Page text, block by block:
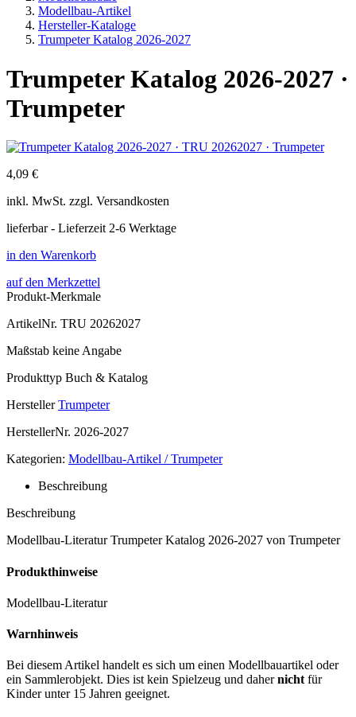
Modellbau-Artikel
Hersteller-Kataloge
Trumpeter Katalog 2026-2027
Trumpeter Katalog 2026-2027 ·
Trumpeter
4,09 €
inkl. MwSt. zzgl. Versandkosten
lieferbar - Lieferzeit 2-6 Werktage
in den Warenkorb
auf den Merkzettel
Produkt-Merkmale
ArtikelNr. TRU 20262027
Maßstab keine Angabe
Produkttyp Buch & Katalog
Hersteller Trumpeter
HerstellerNr. 2026-2027
Kategorien: Modellbau-Artikel / Trumpeter
Beschreibung
Beschreibung
Modellbau-Literatur Trumpeter Katalog 2026-2027 von Trumpeter
Produkthinweise
Modellbau-Literatur
Warnhinweis
Bei diesem Artikel handelt es sich um einen Modellbauartikel oder
ein Sammlerobjekt. Dies ist kein Spielzeug und dahernicht für
Kinder unter 15 Jahren geeignet.